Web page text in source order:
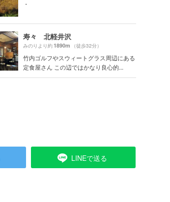
・
寿々 北軽井沢
みのりより約1890m （徒歩32分）
竹内ゴルフやスウィートグラス周辺にある
定食屋さん この辺ではかなり良心的...
LINEで送る